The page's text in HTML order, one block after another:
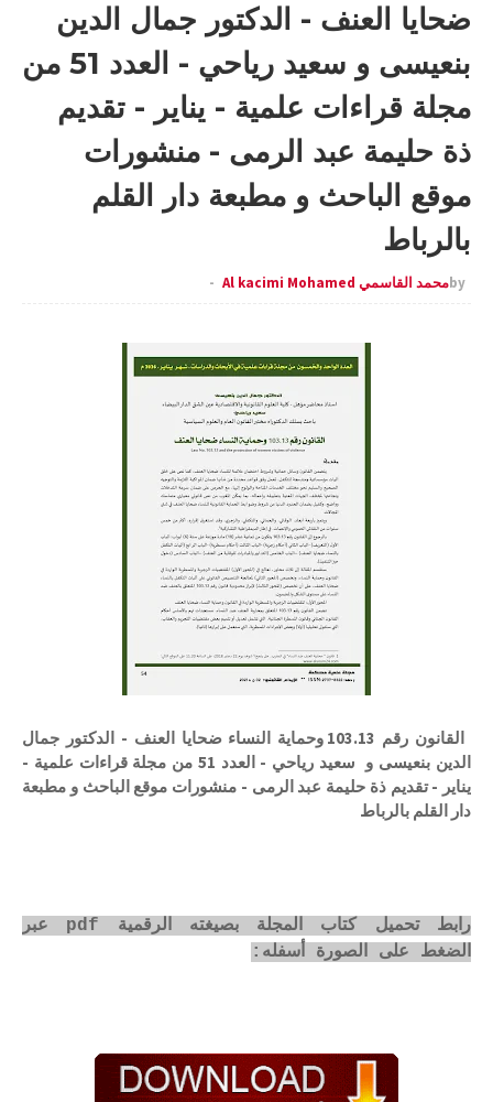
ضحايا العنف - الدكتور جمال الدين
بنعيسى و سعيد رياحي - العدد 51 من
مجلة قراءات علمية - يناير - تقديم
ذة حليمة عبد الرمى - منشورات
موقع الباحث و مطبعة دار القلم
بالرباط
byمحمد القاسمي Al kacimi Mohamed
القانون رقم 103.13 وحماية النساء ضحايا العنف - الدكتور جمال
الدين بنعيسى و سعيد رياحي - العدد 51 من مجلة قراءات علمية -
يناير - تقديم ذة حليمة عبد الرمى - منشورات موقع الباحث و مطبعة
دار القلم بالرباط
رابط تحميل كتاب المجلة بصيغته الرقمية pdf عبر
الضغط على الصورة أسفله: